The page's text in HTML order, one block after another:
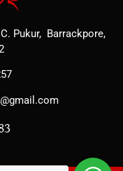
Pukur, Barrackpore,